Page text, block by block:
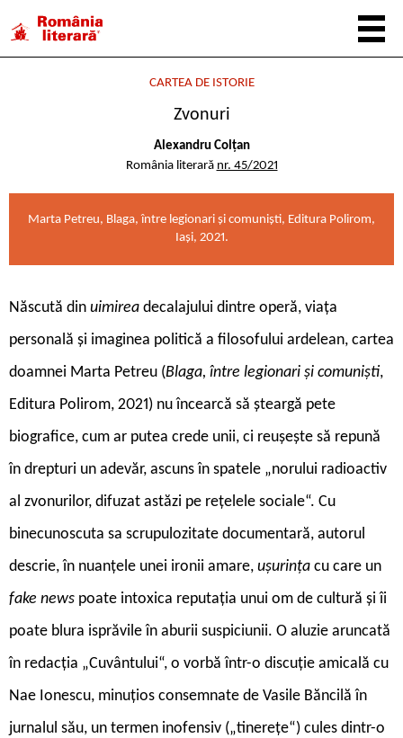
CARTEA DE ISTORIE
Zvonuri
Alexandru Colțan
România literară nr. 45/2021
Marta Petreu, Blaga, între legionari și comuniști, Editura Polirom,
Iași, 2021.
Născută din uimirea decalajului dintre operă, viața
personală și imaginea politică a filosofului ardelean, cartea
doamnei Marta Petreu (Blaga, între legionari și comuniști,
Editura Polirom, 2021) nu încearcă să șteargă pete
biografice, cum ar putea crede unii, ci reușește să repună
în drepturi un adevăr, ascuns în spatele „norului radioactiv
al zvonurilor, difuzat astăzi pe rețelele sociale“. Cu
binecunoscuta sa scrupulozitate documentară, autorul
descrie, în nuanțele unei ironii amare, ușurința cu care un
fake news poate intoxica reputația unui om de cultură și îi
poate blura isprăvile în aburii suspiciunii. O aluzie aruncată
în redacția „Cuvântului“, o vorbă într-o discuție amicală cu
Nae Ionescu, minuțios consemnate de Vasile Băncilă în
jurnalul său, un termen inofensiv („tinerețe“) cules dintr-o